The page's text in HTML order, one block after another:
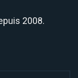
2008.